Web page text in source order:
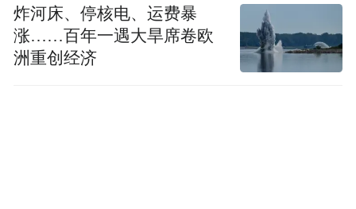
炸河床、停核电、运费暴
涨……百年一遇大旱席卷欧
洲重创经济